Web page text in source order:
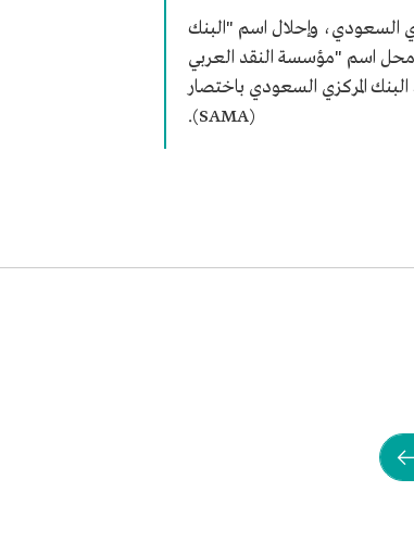
السعودي، وإحلال اسم "البنك
محل اسم "مؤسسة النقد العربي
المركزي السعودي باختصار
(SAMA).